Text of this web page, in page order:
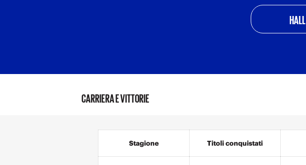
CARRIERA E VITTORIE
Stagione Titoli conquistati